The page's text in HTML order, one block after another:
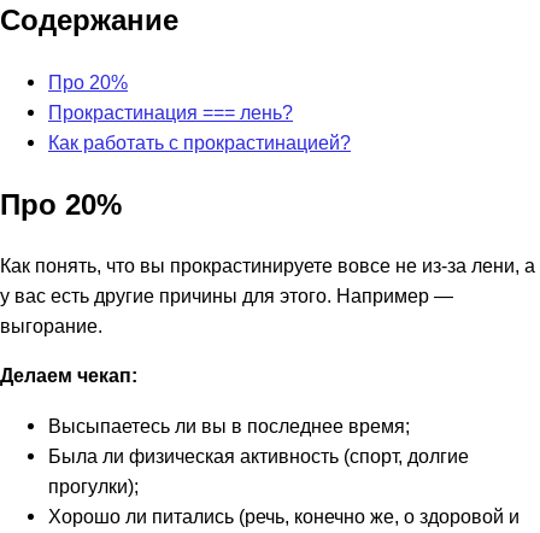
Содержание
Про 20%
Прокрастинация === лень?
Как работать с прокрастинацией?
Про 20%
Как понять, что вы прокрастинируете вовсе не из-за лени, а
у вас есть другие причины для этого. Например —
выгорание.
Делаем чекап:
Высыпаетесь ли вы в последнее время;
Была ли физическая активность (спорт, долгие
прогулки);
Хорошо ли питались (речь, конечно же, о здоровой и